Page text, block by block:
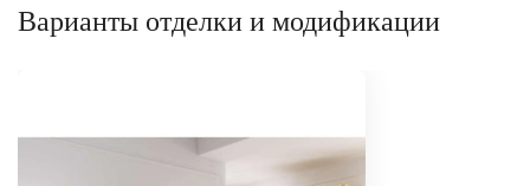
Варианты отделки и модификации